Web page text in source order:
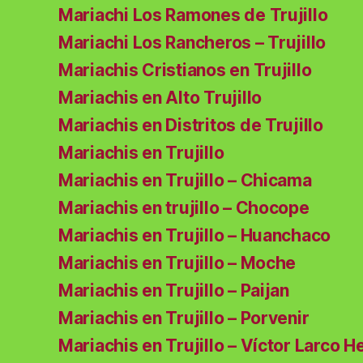
Mariachi Los Ramones de Trujillo
Mariachi Los Rancheros – Trujillo
Mariachis Cristianos en Trujillo
Mariachis en Alto Trujillo
Mariachis en Distritos de Trujillo
Mariachis en Trujillo
Mariachis en Trujillo – Chicama
Mariachis en trujillo – Chocope
Mariachis en Trujillo – Huanchaco
Mariachis en Trujillo – Moche
Mariachis en Trujillo – Paijan
Mariachis en Trujillo – Porvenir
Mariachis en Trujillo – Víctor Larco